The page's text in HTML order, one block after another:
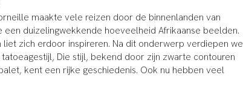
maakte vele reizen door de binnenlanden van
een duizelingwekkende hoeveelheid Afrikaanse beelden.
liet zich erdoor inspireren. Na dit onderwerp verdiepen we
Die stijl, bekend door zijn zwarte contouren
kent een rijke geschiedenis. Ook nu hebben veel